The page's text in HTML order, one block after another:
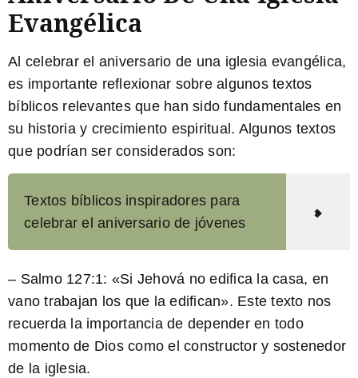
Evangélica
Al celebrar el aniversario de una iglesia evangélica,
es importante reflexionar sobre algunos textos
bíblicos relevantes que han sido fundamentales en
su historia y crecimiento espiritual. Algunos textos
que podrían ser considerados son:
Textos bíblicos inspiradores para
celebrar el aniversario de jóvenes
– Salmo 127:1: «Si Jehová no edifica la casa, en
vano trabajan los que la edifican». Este texto nos
recuerda la importancia de depender en todo
momento de Dios como el constructor y sostenedor
de la iglesia.